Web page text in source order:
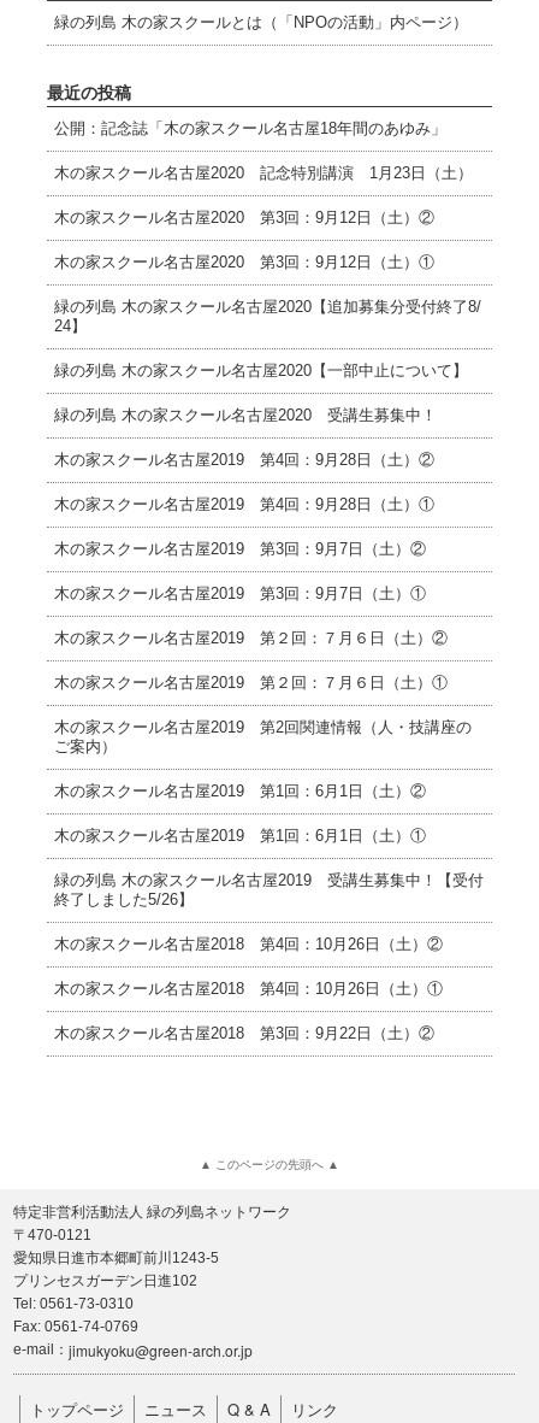
緑の列島 木の家スクールとは（「NPOの活動」内ページ）
最近の投稿
公開：記念誌「木の家スクール名古屋18年間のあゆみ」
木の家スクール名古屋2020 記念特別講演 1月23日（土）
木の家スクール名古屋2020 第3回：9月12日（土）②
木の家スクール名古屋2020 第3回：9月12日（土）①
緑の列島 木の家スクール名古屋2020【追加募集分受付終了8/
24】
緑の列島 木の家スクール名古屋2020【一部中止について】
緑の列島 木の家スクール名古屋2020 受講生募集中！
木の家スクール名古屋2019 第4回：9月28日（土）②
木の家スクール名古屋2019 第4回：9月28日（土）①
木の家スクール名古屋2019 第3回：9月7日（土）②
木の家スクール名古屋2019 第3回：9月7日（土）①
木の家スクール名古屋2019 第２回：７月６日（土）②
木の家スクール名古屋2019 第２回：７月６日（土）①
木の家スクール名古屋2019 第2回関連情報（人・技講座の
ご案内）
木の家スクール名古屋2019 第1回：6月1日（土）②
木の家スクール名古屋2019 第1回：6月1日（土）①
緑の列島 木の家スクール名古屋2019 受講生募集中！【受付
終了しました5/26】
木の家スクール名古屋2018 第4回：10月26日（土）②
木の家スクール名古屋2018 第4回：10月26日（土）①
木の家スクール名古屋2018 第3回：9月22日（土）②
▲ このページの先頭へ ▲
特定非営利活動法人 緑の列島ネットワーク
〒470-0121
愛知県日進市本郷町前川1243-5
プリンセスガーデン日進102
Tel: 0561-73-0310
Fax: 0561-74-0769
e-mail： jimukyoku@green-arch.or.jp
トップページ ニュース Q & A リンク